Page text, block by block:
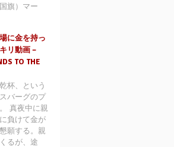
旗）マー
に金を持っ
リ動画 –
TO THE
杯、という
バーグのプ
真夜中に親
負けて金が
願する。親
るが、途